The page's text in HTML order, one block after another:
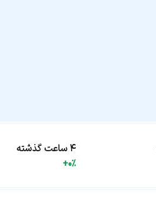
۴ ساعت گذشته
+0%